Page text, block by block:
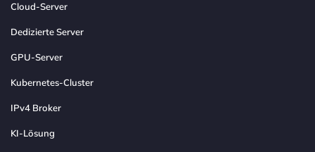
Cloud-Server
Dedizierte Server
GPU-Server
Kubernetes-Cluster
IPv4 Broker
KI-Lösung